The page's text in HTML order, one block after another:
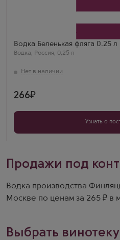
Водка Беленькая фляга 0.25 л
Водка, Россия, 0,25 л
Олег В.
Беленькая фляжка — формат
266
Узнать о
Продажи под
Водка производства
Москве по ценам за 265 ₽ в
Выбрать винотеку